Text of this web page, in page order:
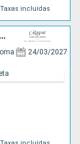
Taxas incluídas
ITÁLIA, FRANÇA, ESPANHA, MAIORCA, IBIZA
24/03/2027